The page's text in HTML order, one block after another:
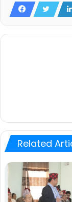
Related